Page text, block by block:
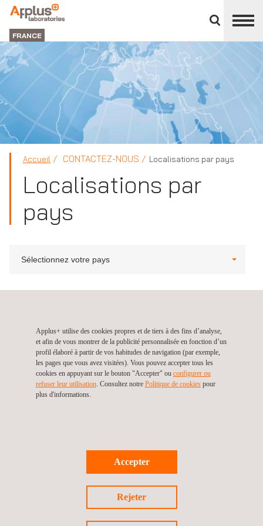
Fermer
panneau
DIVISION
LABORATORIES
FRANCE
Accueil CONTACTEZ-NOUS Localisations par pays
Localisations par
pays
Sélectionnez votre pays
©2026 Applus+
Politique de confidentialité
Applus+ utilise des cookies propres et de tiers à des fins d’analyse,
et afin de vous montrer de la publicité personnalisée en fonction d’un
profil élaboré à partir de vos habitudes de navigation (par exemple,
les pages que vous avez visitées). Vous pouvez accepter tous les
cookies en appuyant sur le bouton "Accepter" ou configurer ou
refuser leur utilisation. Consultez notre Politique de cookiespour
plus d'informations.
Accepter
Rejeter